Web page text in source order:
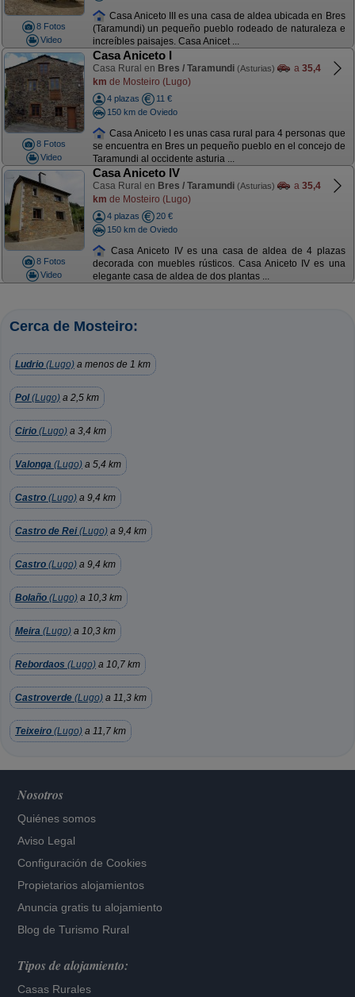
8 Fotos
Video
Casa Aniceto III es una casa de aldea ubicada en Bres
(Taramundi) un pequeño pueblo rodeado de naturaleza e
increíbles paisajes. Casa Anicet ...
8 Fotos
Video
Casa Aniceto I
Casa Rural en Bres / Taramundi (Asturias) a 35,4
km de Mosteiro (Lugo)
4 plazas
11 €
150 km de Oviedo
Casa Aniceto I es unas casa rural para 4 personas que
se encuentra en Bres un pequeño pueblo en el concejo de
Taramundi al occidente asturia ...
8 Fotos
Video
Casa Aniceto IV
Casa Rural en Bres / Taramundi (Asturias) a 35,4
km de Mosteiro (Lugo)
4 plazas
20 €
150 km de Oviedo
Casa Aniceto IV es una casa de aldea de 4 plazas
decorada con muebles rústicos. Casa Aniceto IV es una
elegante casa de aldea de dos plantas ...
Cerca de Mosteiro:
Ludrio (Lugo) a menos de 1 km
Pol(Lugo) a 2,5 km
Cirio (Lugo) a 3,4 km
Valonga (Lugo) a 5,4 km
Castro (Lugo) a 9,4 km
Castro de Rei(Lugo) a 9,4 km
Castro (Lugo) a 9,4 km
Bolaño (Lugo) a 10,3 km
Meira (Lugo) a 10,3 km
Rebordaos (Lugo) a 10,7 km
Castroverde (Lugo) a 11,3 km
Teixeiro (Lugo) a 11,7 km
Nosotros
Quiénes somos
Aviso Legal
Configuración de Cookies
Propietarios alojamientos
Anuncia gratis tu alojamiento
Blog de Turismo Rural
Tipos de alojamiento:
Casas Rurales